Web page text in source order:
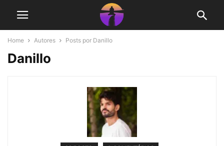
Home Autores Posts por Danillo
Danillo